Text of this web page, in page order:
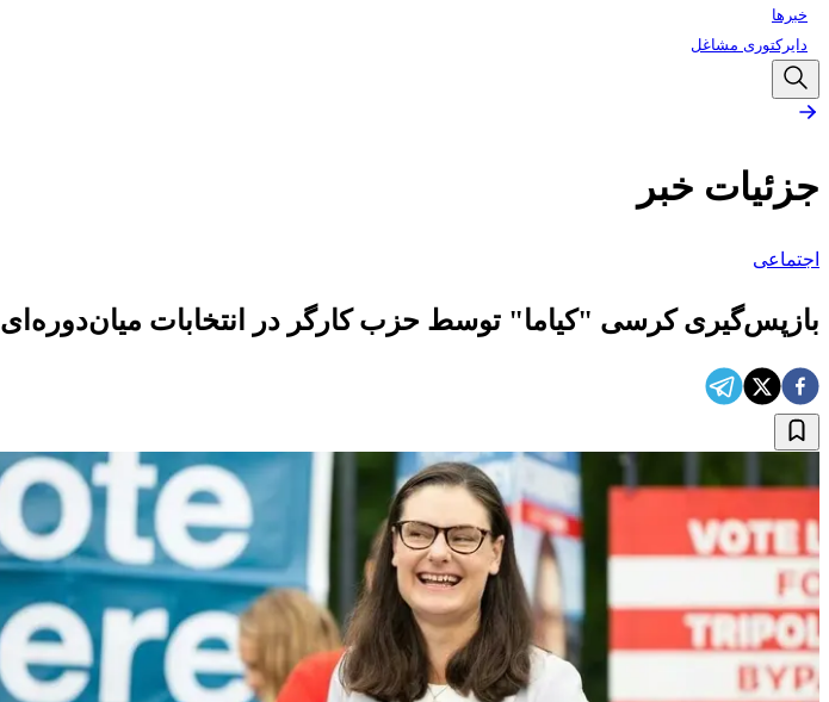
خبرها
دایرکتوری مشاغل
جزئیات خبر
اجتماعی
بازپس‌گیری کرسی "کیاما" توسط حزب کارگر در انتخابات میان‌دوره‌ای